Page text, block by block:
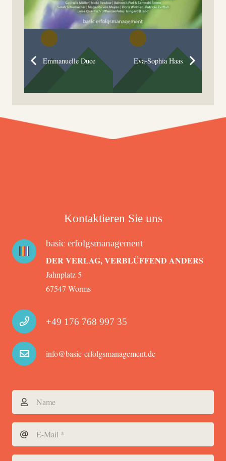
Emmanuelle Duce Eva-Sophia Haas
Kontaktieren Sie uns
basic erfolgsmanagement
DER VERLAG, VERBLÜFFEND ANDERS
Jahnplatz 5
67547 Worms
+49 176 768 997 35
info@basic-erfolgsmanagement.de